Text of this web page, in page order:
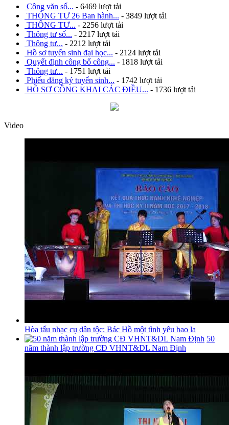
Công văn số... - 6469 lượt tải
THÔNG TƯ 26 Ban hành... - 3849 lượt tải
THÔNG TƯ... - 2256 lượt tải
Thông tư số... - 2217 lượt tải
Thông tư... - 2212 lượt tải
Hồ sơ tuyển sinh đại học... - 2124 lượt tải
Quyết định công bố công... - 1818 lượt tải
Thông tư... - 1751 lượt tải
Phiếu đăng ký tuyển sinh... - 1742 lượt tải
HỒ SƠ CÔNG KHAI CÁC ĐIỀU... - 1736 lượt tải
Video
Hòa tấu nhạc cụ dân tộc: Bác Hồ một tình yêu bao la
50
năm thành lập trường CĐ VHNT&DL Nam Định